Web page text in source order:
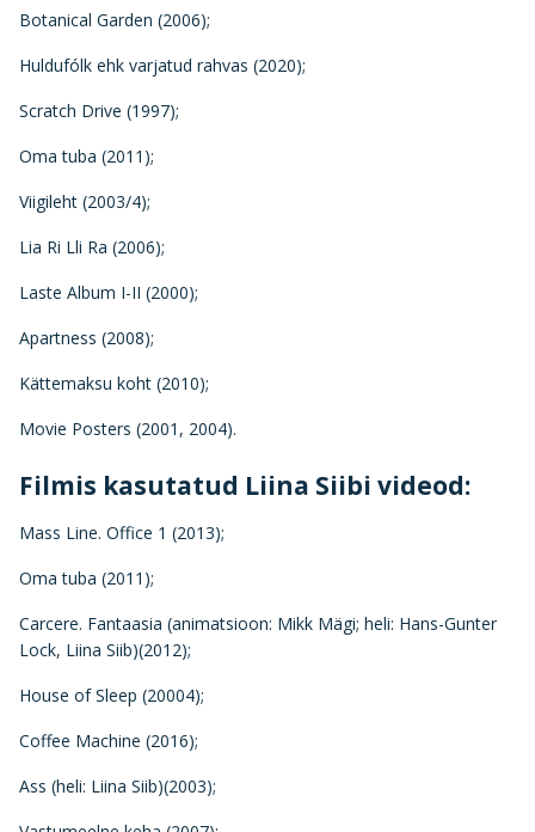
Botanical Garden (2006);
Huldufólk ehk varjatud rahvas (2020);
Scratch Drive (1997);
Oma tuba (2011);
Viigileht (2003/4);
Lia Ri Lli Ra (2006);
Laste Album I-II (2000);
Apartness (2008);
Kättemaksu koht (2010);
Movie Posters (2001, 2004).
Filmis kasutatud Liina Siibi videod:
Mass Line. Office 1 (2013);
Oma tuba (2011);
Carcere. Fantaasia (animatsioon: Mikk Mägi; heli: Hans-Gunter
Lock, Liina Siib)(2012);
House of Sleep (20004);
Coffee Machine (2016);
Ass (heli: Liina Siib)(2003);